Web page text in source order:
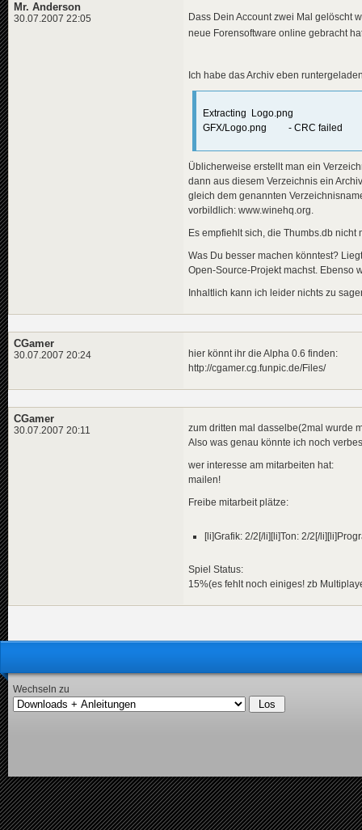
Mr. Anderson
30.07.2007 22:05
Dass Dein Account zwei Mal gelöscht
neue Forensoftware online gebracht
Ich habe das Archiv eben
Extracting
GFX/Logo.png - CRC failed
Üblicherweise erstellt man ein
dann aus diesem Verzeichnis ein
gleich dem genannten
vorbildlich: www.winehq.org.
Es empfiehlt sich, die Thumbs.db nicht
Was Du besser machen könntest?
Open-Source-Projekt machst. Ebenso
Inhaltlich kann ich leider nichts zu
CGamer
30.07.2007 20:24
hier könnt ihr die Alpha 0.6 finden:
http://cgamer.cg.funpic.de/Files/
CGamer
30.07.2007 20:11
zum dritten mal dasselbe(2mal wurde
Also was genau könnte ich noch
wer interesse am mitarbeiten hat:
mailen!
Freibe mitarbeit plätze:
[li]Grafik: 2/2[/li][li]Ton: 2/2[/
Spiel Status:
15%(es fehlt noch einiges! zb
Wechseln zu